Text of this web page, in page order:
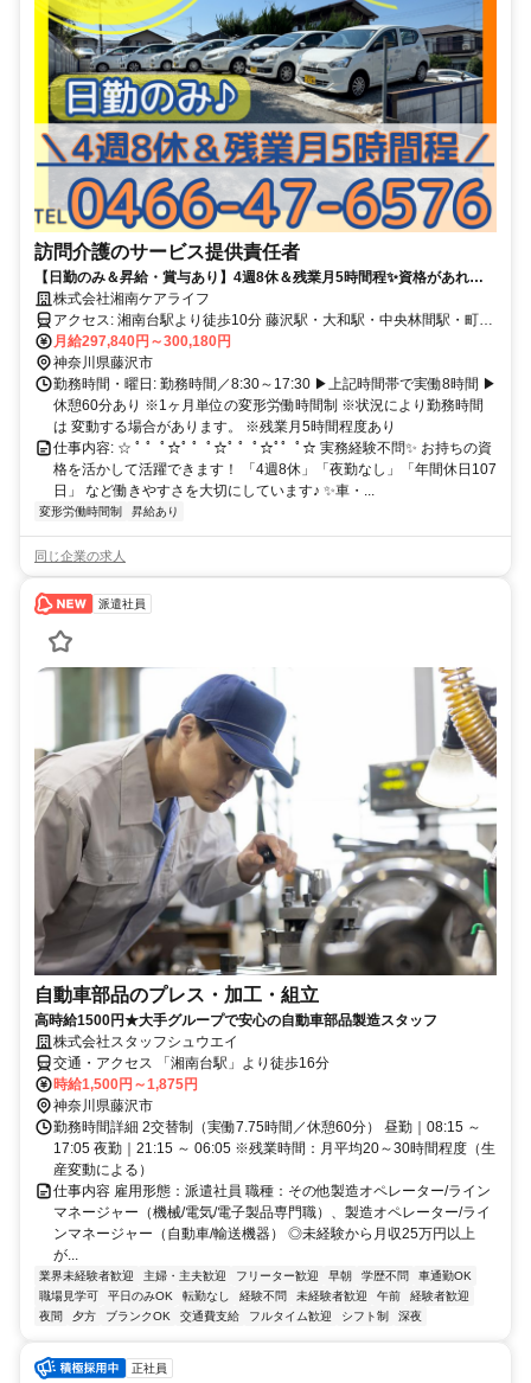
訪問介護のサービス提供責任者
【日勤のみ＆昇給・賞与あり】4週8休＆残業月5時間程✨資格があれば
実務未経験OK✨
株式会社湘南ケアライフ
アクセス: 湘南台駅より徒歩10分 藤沢駅・大和駅・中央林間駅・町田
駅・ いずみ中央駅・いずみ野駅・戸塚駅などからアクセス可能◎
月給297,840円～300,180円
神奈川県藤沢市
勤務時間・曜日: 勤務時間／8:30～17:30 ▶上記時間帯で実働8時間 ▶
休憩60分あり ※1ヶ月単位の変形労働時間制 ※状況により勤務時間
は 変動する場合があります。 ※残業月5時間程度あり
仕事内容: ☆ ﾟ ゜ﾟ☆ﾟ ゜ﾟ☆ﾟ ゜ﾟ☆ﾟ゜ﾟ☆ 実務経験不問✨ お持ちの資
格を活かして活躍できます！ 「4週8休」「夜勤なし」「年間休日107
日」 など働きやすさを大切にしています♪ ✨車・...
変形労働時間制 昇給あり
同じ企業の求人
派遣社員
自動車部品のプレス・加工・組立
高時給1500円★大手グループで安心の自動車部品製造スタッフ
株式会社スタッフシュウエイ
交通・アクセス 「湘南台駅」より徒歩16分
時給1,500円～1,875円
神奈川県藤沢市
勤務時間詳細 2交替制（実働7.75時間／休憩60分） 昼勤｜08:15 ～
17:05 夜勤｜21:15 ～ 06:05 ※残業時間：月平均20～30時間程度（生
産変動による）
仕事内容 雇用形態：派遣社員 職種：その他製造オペレーター/ライン
マネージャー（機械/電気/電子製品専門職）、製造オペレーター/ライ
ンマネージャー（自動車/輸送機器） ◎未経験から月収25万円以上
が...
業界未経験者歓迎 主婦・主夫歓迎 フリーター歓迎 早朝 学歴不問
車通勤OK
職場見学可
平日のみOK 転勤なし 経験不問 未経験者歓迎 午前
経験者歓迎
夜間
夕方 ブランクOK 交通費支給 フルタイム歓迎 シフト制 深夜
正社員